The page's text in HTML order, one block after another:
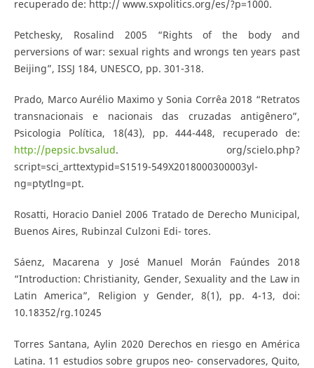
recuperado de: http:// www.sxpolitics.org/es/?p=1000.
Petchesky, Rosalind 2005 “Rights of the body and
perversions of war: sexual rights and wrongs ten years past
Beijing”, ISSJ 184, UNESCO, pp. 301-318.
Prado, Marco Aurélio Maximo y Sonia Corrêa 2018 “Retratos
transnacionais e nacionais das cruzadas antigênero”,
Psicologia Política, 18(43), pp. 444-448, recuperado de:
http://pepsic.bvsalud. org/scielo.php?
script=sci_arttextypid=S1519-549X2018000300003yl-
ng=ptytlng=pt.
Rosatti, Horacio Daniel 2006 Tratado de Derecho Municipal,
Buenos Aires, Rubinzal Culzoni Edi- tores.
Sáenz, Macarena y José Manuel Morán Faúndes 2018
“Introduction: Christianity, Gender, Sexuality and the Law in
Latin America”, Religion y Gender, 8(1), pp. 4-13, doi:
10.18352/rg.10245
Torres Santana, Aylin 2020 Derechos en riesgo en América
Latina. 11 estudios sobre grupos neo- conservadores, Quito,